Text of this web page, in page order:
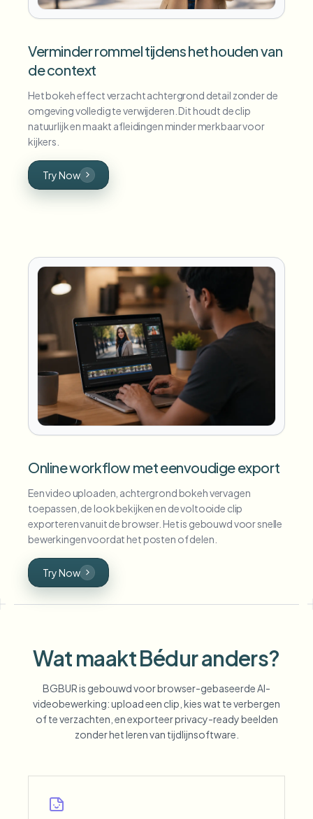
Verminder rommel tijdens het houden van
de context
Het bokeh effect verzacht achtergrond detail zonder de
omgeving volledig te verwijderen. Dit houdt de clip
natuurlijk en maakt afleidingen minder merkbaar voor
kijkers.
Try Now
Online workflow met eenvoudige export
Een video uploaden, achtergrond bokeh vervagen
toepassen, de look bekijken en de voltooide clip
exporteren vanuit de browser. Het is gebouwd voor snelle
bewerkingen voordat het posten of delen.
Try Now
Wat maakt Bédur anders?
BGBUR is gebouwd voor browser-gebaseerde AI-
videobewerking: upload een clip, kies wat te verbergen
of te verzachten, en exporteer privacy-ready beelden
zonder het leren van tijdlijnsoftware.